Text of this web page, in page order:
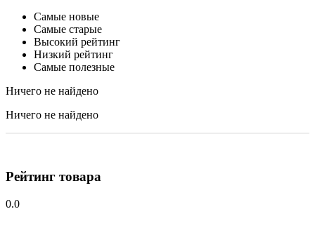
Самые новые
Самые старые
Высокий рейтинг
Низкий рейтинг
Самые полезные
Ничего не найдено
Ничего не найдено
Рейтинг товара
0.0